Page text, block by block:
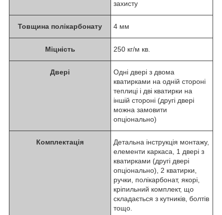
захисту
Товщина полікарбонату 4 мм
Міцність 250 кг/м кв.
Двері
Одні двері з двома
кватирками на одній стороні
теплиці і дві кватирки на
іншій стороні (другі двері
можна замовити
опціонально)
Комплектація
Детальна інструкція монтажу,
елементи каркаса, 1 двері з
кватирками (другі двері
опціонально), 2 кватирки,
ручки, полікарбонат, якорі,
кріпильний комплект, що
складається з кутників, болтів
тощо.